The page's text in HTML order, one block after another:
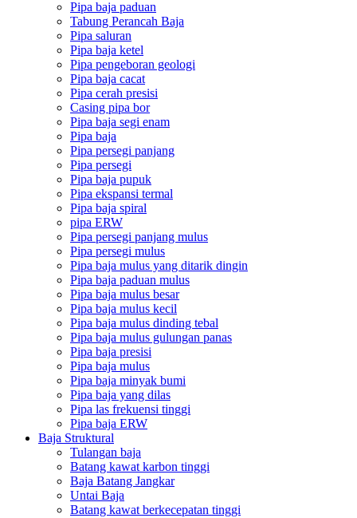
Pipa baja paduan
Tabung Perancah Baja
Pipa saluran
Pipa baja ketel
Pipa pengeboran geologi
Pipa baja cacat
Pipa cerah presisi
Casing pipa bor
Pipa baja segi enam
Pipa baja
Pipa persegi panjang
Pipa persegi
Pipa baja pupuk
Pipa ekspansi termal
Pipa baja spiral
pipa ERW
Pipa persegi panjang mulus
Pipa persegi mulus
Pipa baja mulus yang ditarik dingin
Pipa baja paduan mulus
Pipa baja mulus besar
Pipa baja mulus kecil
Pipa baja mulus dinding tebal
Pipa baja mulus gulungan panas
Pipa baja presisi
Pipa baja mulus
Pipa baja minyak bumi
Pipa baja yang dilas
Pipa las frekuensi tinggi
Pipa baja ERW
Baja Struktural
Tulangan baja
Batang kawat karbon tinggi
Baja Batang Jangkar
Untai Baja
Batang kawat berkecepatan tinggi